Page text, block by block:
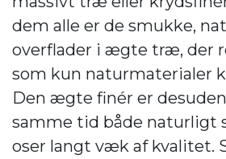
dem alle er de smukke,
overflader i ægte træ, der
som kun naturmaterialer
Den ægte finér er
samme tid både naturligt
oser langt væk af kvalitet.